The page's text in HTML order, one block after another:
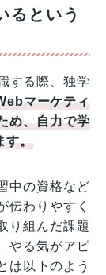
るという
する際、独学
マーケティ
め、自力で学
す。
中の資格など
伝わりやすく
り組んだ課題
やる気がアピ
は以下のよう